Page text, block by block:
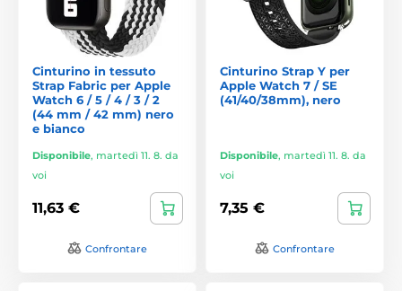
Cinturino in tessuto
Strap Fabric per Apple
Watch 6 / 5 / 4 / 3 / 2
(44 mm / 42 mm) nero
e bianco
Disponibile, martedì 11. 8. da
voi
11,63 €
Confrontare
Cinturino Strap Y per
Apple Watch 7 / SE
(41/40/38mm), nero
Disponibile, martedì 11. 8. da
voi
7,35 €
Confrontare